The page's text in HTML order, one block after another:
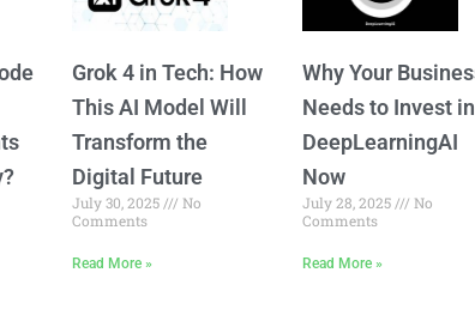
Grok 4 in Tech: How
This AI Model Will
Transform the
Digital Future
July 30, 2025
No
Comments
Read More »
Why Your
Needs to Invest in
DeepLearningAI
Now
July 28, 2025
No
Comments
Read More »